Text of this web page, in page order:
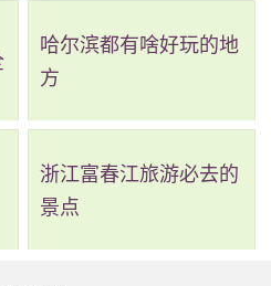
哈尔滨都有啥好玩的地
方
浙江富春江旅游必去的
景点